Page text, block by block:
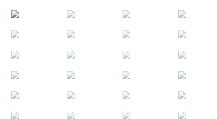
Quienes somos
Gracias
Contacto